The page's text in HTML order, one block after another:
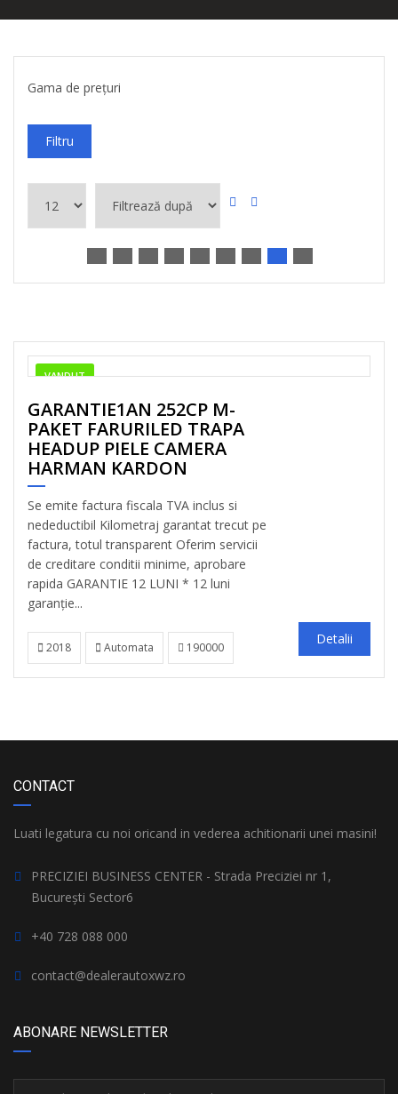
Gama de prețuri
Filtru
VANDUT
GARANTIE1AN 252CP M-
PAKET FARURILED TRAPA
HEADUP PIELE CAMERA
HARMAN KARDON
Se emite factura fiscala TVA inclus si
nedeductibil Kilometraj garantat trecut pe
factura, totul transparent Oferim servicii
de creditare conditii minime, aprobare
rapida GARANTIE 12 LUNI * 12 luni
garanție...
Detalii
2018 Automata 190000
CONTACT
Luati legatura cu noi oricand in vederea achitionarii unei masini!
PRECIZIEI BUSINESS CENTER - Strada Preciziei nr 1,
București Sector6
+40 728 088 000
contact@dealerautoxwz.ro
ABONARE NEWSLETTER